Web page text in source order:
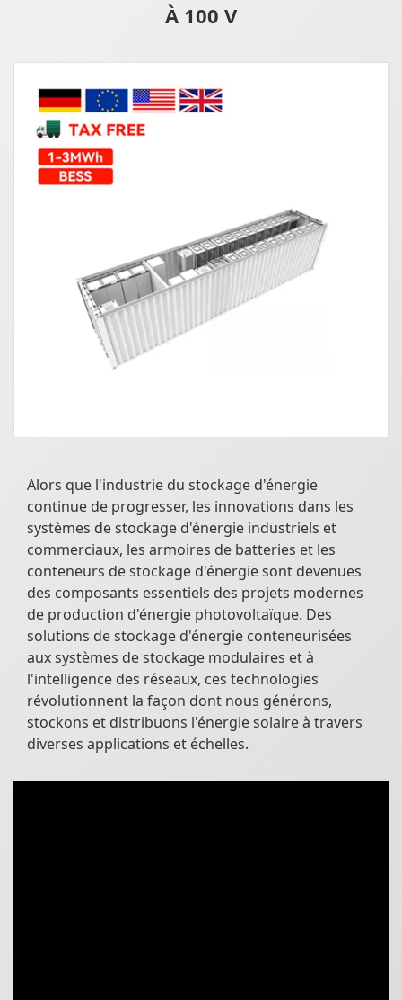
À 100 V
Alors que l'industrie du stockage d'énergie
continue de progresser, les innovations dans les
systèmes de stockage d'énergie industriels et
commerciaux, les armoires de batteries et les
conteneurs de stockage d'énergie sont devenues
des composants essentiels des projets modernes
de production d'énergie photovoltaïque. Des
solutions de stockage d'énergie conteneurisées
aux systèmes de stockage modulaires et à
l'intelligence des réseaux, ces technologies
révolutionnent la façon dont nous générons,
stockons et distribuons l'énergie solaire à travers
diverses applications et échelles.